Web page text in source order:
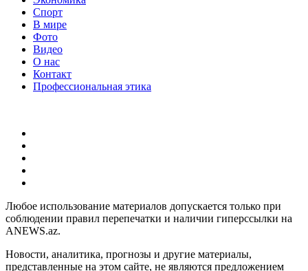
Спорт
В мире
Фото
Видео
О нас
Контакт
Профессиональная этика
Любое использование материалов допускается только при
соблюдении правил перепечатки и наличии гиперссылки на
ANEWS.az.
Новости, аналитика, прогнозы и другие материалы,
представленные на этом сайте, не являются предложением